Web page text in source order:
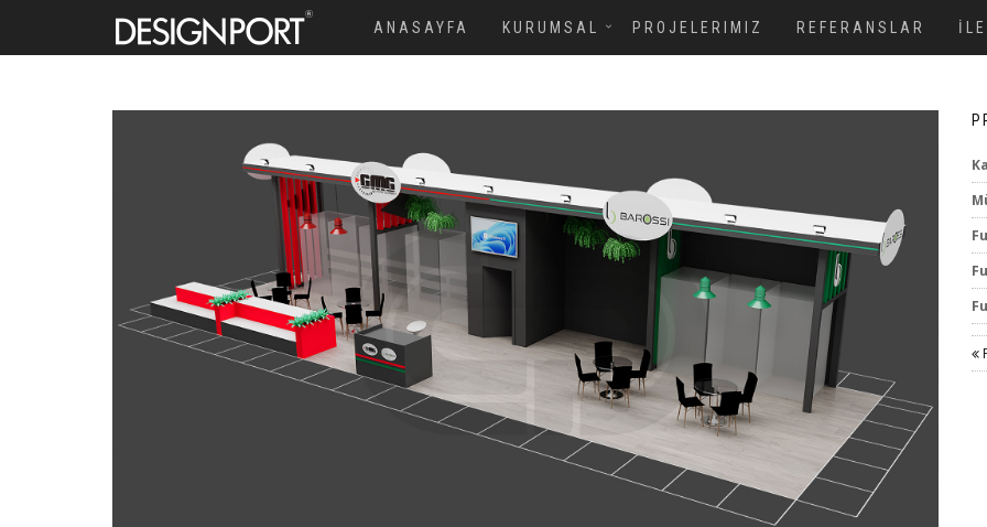
ANASAYFA KURUMSAL PROJELERIMIZ REFERANSLAR